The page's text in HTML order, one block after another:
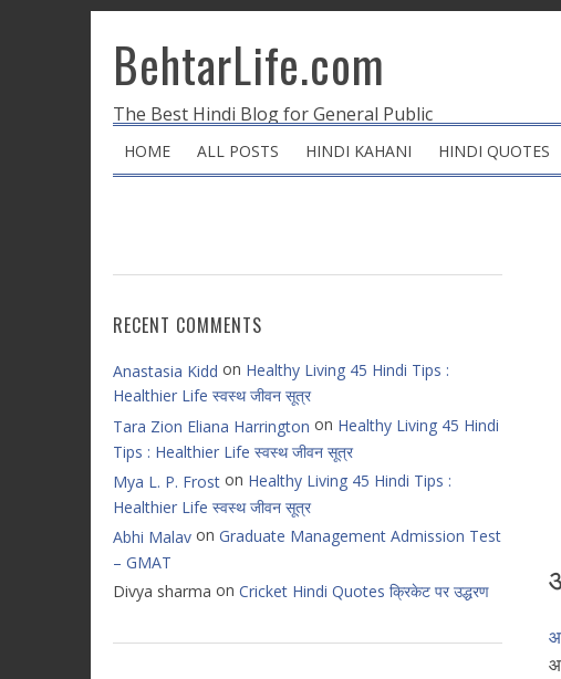
BehtarLife.com
The Best Hindi Blog for General Public
HOME ALL POSTS HINDI KAHANI HINDI QUOTES
RECENT COMMENTS
Anastasia Kidd on Healthy Living 45 Hindi Tips :
Healthier Life स्वस्थ जीवन सूत्र
Tara Zion Eliana Harrington on Healthy Living 45 Hindi
Tips : Healthier Life स्वस्थ जीवन सूत्र
Mya L. P. Frost on Healthy Living 45 Hindi Tips :
Healthier Life स्वस्थ जीवन सूत्र
Abhi Malav on Graduate Management Admission Test
– GMAT
Divya sharma on Cricket Hindi Quotes क्रिकेट पर उद्धरण